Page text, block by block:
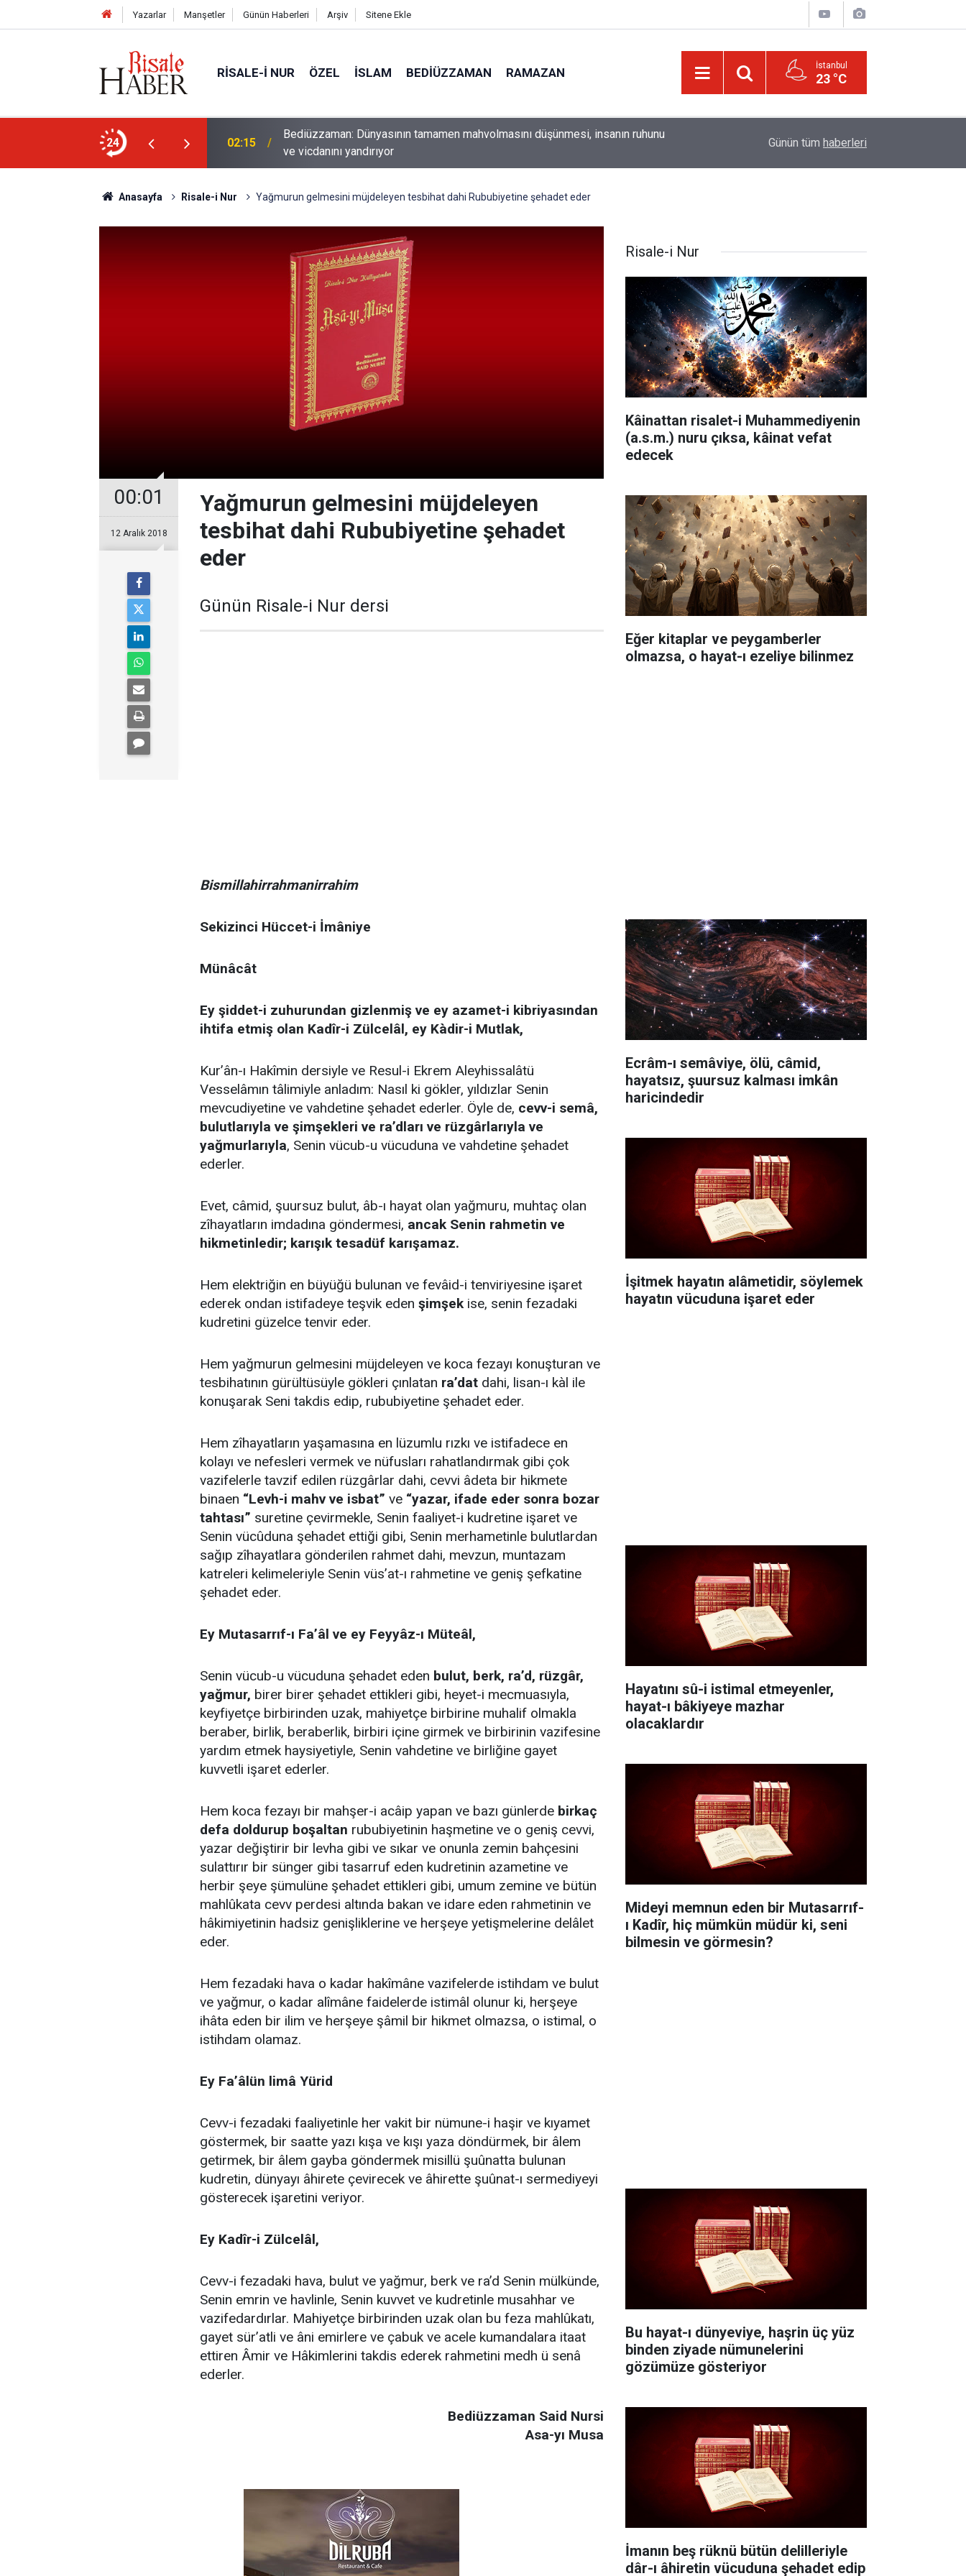
Yazarlar Manşetler Günün Haberleri Arşiv Sitene Ekle
RISALE-I NUR ÖZEL İSLAM BEDIÜZZAMAN RAMAZAN İstanbul
23 °C
24
mahvolmasını düşünmesi, insanın ruhunu
01:45 Paçalarını yerde sürünmeyecek şekilde yukarıda tut Güldüren de O’dur, ağlatan da O’dur, öldüren de
Günün tüm haberleri
Anasayfa Risale-i Nur Yağmurun gelmesini müjdeleyen tesbihat dahi Rububiyetine şehadet eder
00:01
12 Aralık 2018
Yağmurun gelmesini müjdeleyen
tesbihat dahi Rububiyetine şehadet
eder
Günün Risale-i Nur dersi
Bismillahirrahmanirrahim
Sekizinci Hüccet-i İmâniye
Münâcât
Ey şiddet-i zuhurundan gizlenmiş ve ey azamet-i kibriyasından
ihtifa etmiş olan Kadîr-i Zülcelâl, ey Kàdir-i Mutlak,
Kur’ân-ı Hakîmin dersiyle ve Resul-i Ekrem Aleyhissalâtü
Vesselâmın tâlimiyle anladım: Nasıl ki gökler, yıldızlar Senin
mevcudiyetine ve vahdetine şehadet ederler. Öyle de, cevv-i semâ,
bulutlarıyla ve şimşekleri ve ra’dları ve rüzgârlarıyla ve
yağmurlarıyla, Senin vücub-u vücuduna ve vahdetine şehadet
ederler.
Evet, câmid, şuursuz bulut, âb-ı hayat olan yağmuru, muhtaç olan
zîhayatların imdadına göndermesi, ancak Senin rahmetin ve
hikmetinledir; karışık tesadüf karışamaz.
Hem elektriğin en büyüğü bulunan ve fevâid-i tenviriyesine işaret
ederek ondan istifadeye teşvik eden şimşekise, senin fezadaki
kudretini güzelce tenvir eder.
Hem yağmurun gelmesini müjdeleyen ve koca fezayı konuşturan ve
tesbihatının gürültüsüyle gökleri çınlatan ra’dat dahi, lisan-ı kàl ile
konuşarak Seni takdis edip, rububiyetine şehadet eder.
Hem zîhayatların yaşamasına en lüzumlu rızkı ve istifadece en
kolayı ve nefesleri vermek ve nüfusları rahatlandırmak gibi çok
vazifelerle tavzif edilen rüzgârlar dahi, cevvi âdeta bir hikmete
binaen “Levh-i mahv ve isbat” ve “yazar, ifade eder sonra bozar
tahtası” suretine çevirmekle, Senin faaliyet-i kudretine işaret ve
Senin vücûduna şehadet ettiği gibi, Senin merhametinle bulutlardan
sağıp zîhayatlara gönderilen rahmet dahi, mevzun, muntazam
katreleri kelimeleriyle Senin vüs’at-ı rahmetine ve geniş şefkatine
şehadet eder.
Ey Mutasarrıf-ı Fa’âl ve ey Feyyâz-ı Müteâl,
Senin vücub-u vücuduna şehadet eden bulut, berk, ra’d, rüzgâr,
yağmur, birer birer şehadet ettikleri gibi, heyet-i mecmuasıyla,
keyfiyetçe birbirinden uzak, mahiyetçe birbirine muhalif olmakla
beraber, birlik, beraberlik, birbiri içine girmek ve birbirinin vazifesine
yardım etmek haysiyetiyle, Senin vahdetine ve birliğine gayet
kuvvetli işaret ederler.
Hem koca fezayı bir mahşer-i acâip yapan ve bazı günlerde birkaç
defa doldurup boşaltan rububiyetinin haşmetine ve o geniş cevvi,
yazar değiştirir bir levha gibi ve sıkar ve onunla zemin bahçesini
sulattırır bir sünger gibi tasarruf eden kudretinin azametine ve
herbir şeye şümulüne şehadet ettikleri gibi, umum zemine ve bütün
mahlûkata cevv perdesi altında bakan ve idare eden rahmetinin ve
hâkimiyetinin hadsiz genişliklerine ve herşeye yetişmelerine delâlet
eder.
Hem fezadaki hava o kadar hakîmâne vazifelerde istihdam ve bulut
ve yağmur, o kadar alîmâne faidelerde istimâl olunur ki, herşeye
ihâta eden bir ilim ve herşeye şâmil bir hikmet olmazsa, o istimal, o
istihdam olamaz.
Ey Fa’âlün limâ Yürid
Cevv-i fezadaki faaliyetinle her vakit bir nümune-i haşir ve kıyamet
göstermek, bir saatte yazı kışa ve kışı yaza döndürmek, bir âlem
getirmek, bir âlem gayba göndermek misillü şuûnatta bulunan
kudretin, dünyayı âhirete çevirecek ve âhirette şuûnat-ı sermediyeyi
gösterecek işaretini veriyor.
Ey Kadîr-i Zülcelâl,
Cevv-i fezadaki hava, bulut ve yağmur, berk ve ra’d Senin mülkünde,
Senin emrin ve havlinle, Senin kuvvet ve kudretinle musahhar ve
vazifedardırlar. Mahiyetçe birbirinden uzak olan bu feza mahlûkatı,
gayet sür’atli ve âni emirlere ve çabuk ve acele kumandalara itaat
ettiren Âmir ve Hâkimlerini takdis ederek rahmetini medh ü senâ
ederler.
Bediüzzaman Said Nursi
Asa-yı Musa
Risale-i Nur
Kâinattan risalet-i Muhammediyenin
(a.s.m.) nuru çıksa, kâinat vefat
edecek
Eğer kitaplar ve peygamberler
olmazsa, o hayat-ı ezeliye bilinmez
Ecrâm-ı semâviye, ölü, câmid,
hayatsız, şuursuz kalması imkân
haricindedir
İşitmek hayatın alâmetidir, söylemek
hayatın vücuduna işaret eder
Hayatını sû-i istimal etmeyenler,
hayat-ı bâkiyeye mazhar
olacaklardır
Mideyi memnun eden bir Mutasarrıf-
ı Kadîr, hiç mümkün müdür ki, seni
bilmesin ve görmesin?
Bu hayat-ı dünyeviye, haşrin üç yüz
binden ziyade nümunelerini
gözümüze gösteriyor
İmanın beş rüknü bütün delilleriyle
dâr-ı âhiretin vücuduna şehadet edip